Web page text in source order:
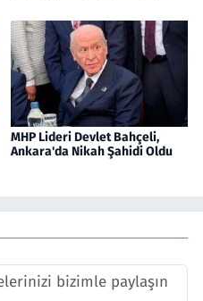
MHP Lideri Devlet Bahçeli,
Ankara'da Nikah Şahidi Oldu